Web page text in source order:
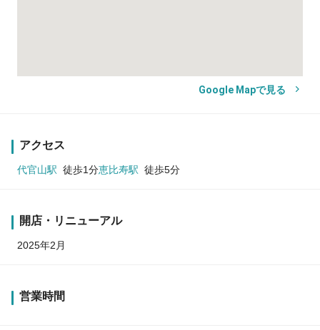
Google Mapで見る
アクセス
代官山駅 徒歩1分恵比寿駅 徒歩5分
開店・リニューアル
2025年2月
営業時間